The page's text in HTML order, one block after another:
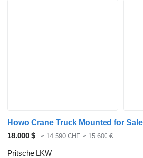
Howo Crane Truck Mounted for Sale
18.000 $
≈ 14.590 CHF ≈ 15.600 €
Pritsche LKW